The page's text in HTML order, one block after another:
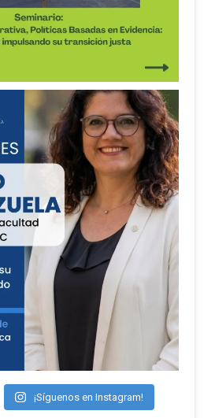
¡Síguenos en Instagram!